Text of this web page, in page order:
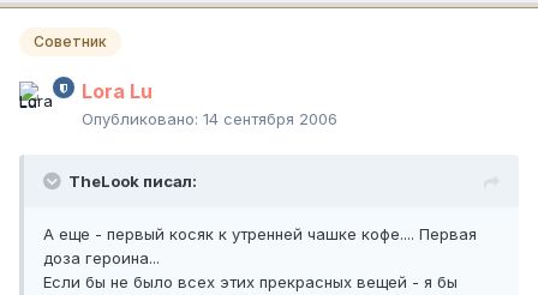
Советник
Lora Lu
Опубликовано: 14 сентября 2006
TheLook писал:
А еще - первый косяк к утренней чашке кофе.... Первая
доза героина...
Если бы не было всех этих прекрасных вещей - я бы